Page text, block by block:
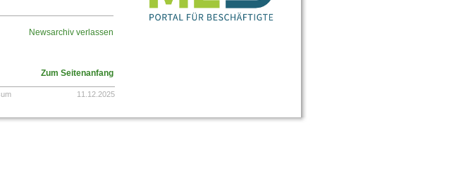
Newsarchiv verlassen
Zum Seitenanfang
11.12.2025